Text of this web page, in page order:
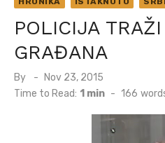
POLICIJA
GRAĐANA
By
Posted
on
Nov 23, 2015
Time to Read: 1 min - 166